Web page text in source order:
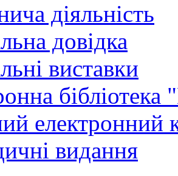
діяльність
довідка
виставки
електронний
видання